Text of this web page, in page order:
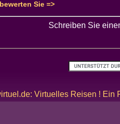
Sie =>
Schreiben Sie
Virtuelles Reisen ! Ein